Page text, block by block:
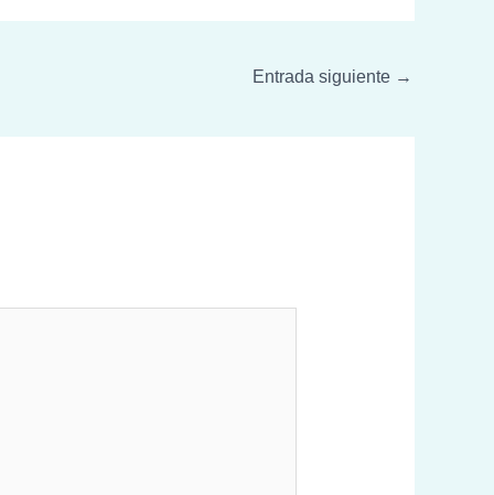
Entrada siguiente →